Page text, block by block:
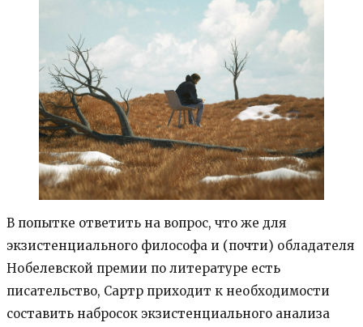
В попытке ответить на вопрос, что же для
экзистенциального философа и (почти) обладателя
Нобелевской премии по литературе есть
писательство, Сартр приходит к необходимости
составить набросок экзистенциального анализа